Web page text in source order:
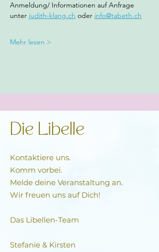
Anmeldung/ Informationen auf Anfrage
unter judith-klang.ch oder info@tabeth.ch
Mehr lesen >
Die Libelle
Kontaktiere uns.
Komm vorbei.
Melde deine Veranstaltung an.
Wir freuen uns auf Dich!
Das Libellen-Team​
Stefanie & Kirsten